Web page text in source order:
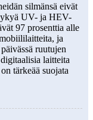
silmänsä eivät
UV- ja HEV-
97 prosenttia alle
ja
ruutujen
laitteita
tärkeää suojata